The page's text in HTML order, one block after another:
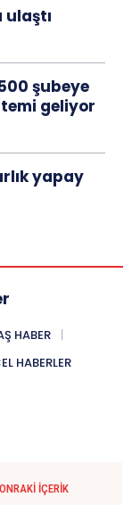
ulaştı
şubeye
geliyor
yapay
HABER
HABERLER
İÇERIK